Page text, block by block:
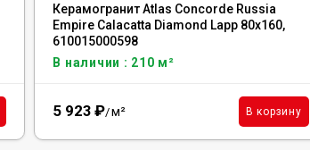
Керамогранит Atlas Concorde Russia
Empire Calacatta Diamond Lapp 80x160,
610015000598
В наличии : 210 м²
5 923 ₽/м² В корзину